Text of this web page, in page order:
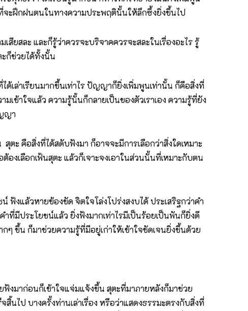
จะฝึกฝนตนในทางความประพฤตินั้นให้ลึกซึ้งยิ่งขึ้นไป
สละ และก็รู้ว่าควรจะบริจาคควรจะสละในเรื่องอะไร รู้
ะก็ช่วยได้ทั้งนั้น
ล่าเรียนมากขึ้นเท่าไร ปัญญาก็ยิ่งเพิ่มพูนเท่านั้น ก็คือสิ่งที่
เข้าใจแล้ว ความรู้นั้นก็กลายเป็นของตัวเราเอง ความรู้ที่ยัง
ญา
คือสิ่งที่ได้สดับฟังมา ก็อาจจะมีการเลือกว่าสิ่งใดเหมาะ
งเลือกเฟ้นสุตะ แล้วก็เจาะจงเอาในส่วนนั้นที่เหมาะกับตน
แล้วหายข้องขัด จิตใจโล่งโปร่งสงบได้ ประเสริฐกว่าคำ
ที่มีประโยชน์แล้ว ยิ่งฟังมากเท่าไรมีเป็นร้อยเป็นพันก็ยิ่งดี
ๆ ขึ้น ก็มาช่วยความรู้ที่มีอยู่เก่าให้เข้าใจชัดเจนยิ่งขึ้นด้วย
มาก่อนก็เข้าใจแจ่มแจ้งขึ้น สุตะที่มาภายหลังก็มาช่วย
สิ้นไป บางครั้งท่านเล่าเรื่อง หรือว่าแสดงธรรมะตรงกับสิ่งที่